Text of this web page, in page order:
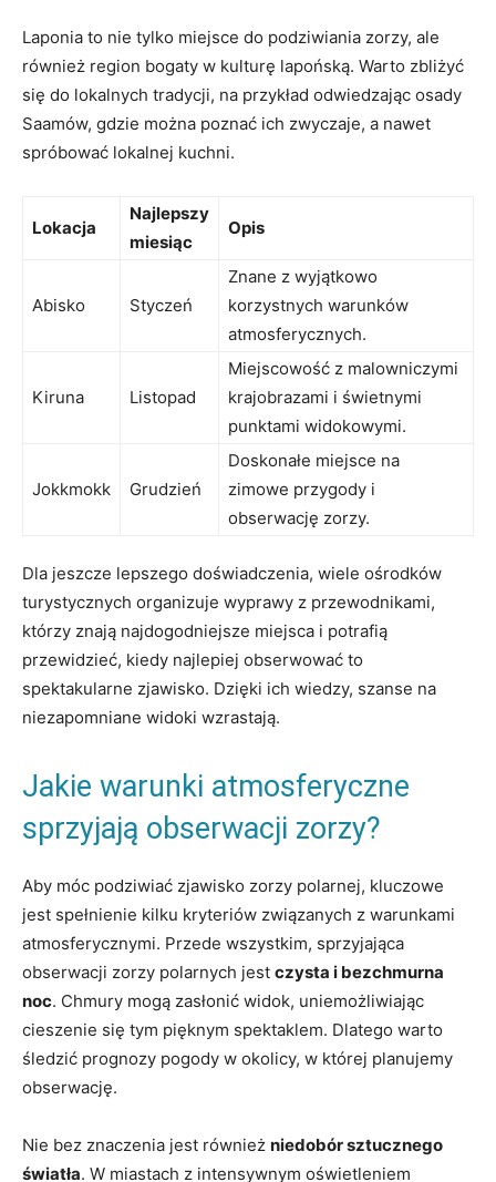
Laponia to nie tylko miejsce do podziwiania zorzy, ale
również region bogaty w kulturę lapońską. Warto zbliżyć
się do lokalnych tradycji, na przykład odwiedzając osady
Saamów, gdzie można poznać ich zwyczaje, a nawet
spróbować lokalnej kuchni.
Lokacja
Najlepszy
miesiąc
Opis
Abisko Styczeń
Znane z wyjątkowo
korzystnych warunków
atmosferycznych.
Kiruna Listopad
Miejscowość z malowniczymi
krajobrazami i świetnymi
punktami widokowymi.
Jokkmokk Grudzień
Doskonałe miejsce na
zimowe przygody i
obserwację zorzy.
Dla jeszcze lepszego doświadczenia, wiele ośrodków
turystycznych organizuje wyprawy z przewodnikami,
którzy znają najdogodniejsze miejsca i potrafią
przewidzieć, kiedy najlepiej obserwować to
spektakularne zjawisko. Dzięki ich wiedzy, szanse na
niezapomniane widoki wzrastają.
Jakie warunki atmosferyczne
sprzyjają obserwacji zorzy?
Aby móc podziwiać zjawisko zorzy polarnej, kluczowe
jest spełnienie kilku kryteriów związanych z warunkami
atmosferycznymi. Przede wszystkim, sprzyjająca
obserwacji zorzy polarnych jest czysta i bezchmurna
noc. Chmury mogą zasłonić widok, uniemożliwiając
cieszenie się tym pięknym spektaklem. Dlatego warto
śledzić prognozy pogody w okolicy, w której planujemy
obserwację.
Nie bez znaczenia jest również niedobór sztucznego
światła. W miastach z intensywnym oświetleniem